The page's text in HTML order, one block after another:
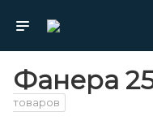
Фанера
товаров